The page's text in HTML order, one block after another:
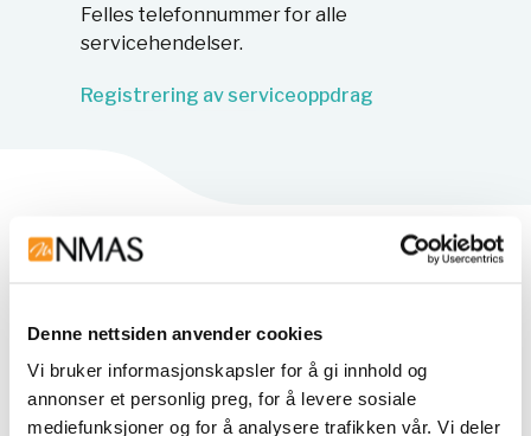
Denne nettsiden anvender cookies
Vi bruker informasjonskapsler for å gi innhold og
annonser et personlig preg, for å levere sosiale
mediefunksjoner og for å analysere trafikken vår. Vi deler
Felles telefonnummer for alle
servicehendelser.
Registrering av serviceoppdrag
Våre ansatte